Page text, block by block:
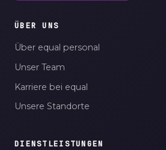
ÜBER UNS
Über equal personal
Unser Team
Karriere bei equal
Unsere Standorte
DIENSTLEISTUNGEN